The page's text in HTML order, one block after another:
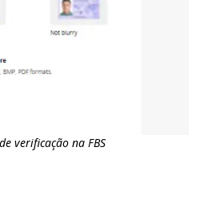
verificação na FBS